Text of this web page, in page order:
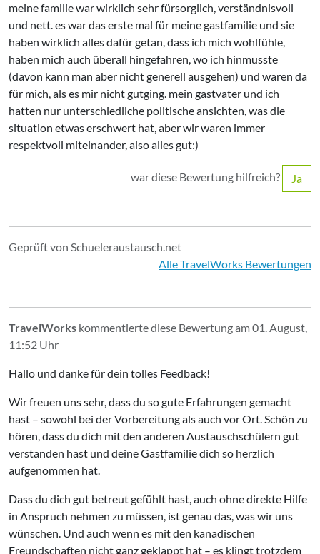
meine familie war wirklich sehr fürsorglich, verständnisvoll
und nett. es war das erste mal für meine gastfamilie und sie
haben wirklich alles dafür getan, dass ich mich wohlfühle,
haben mich auch überall hingefahren, wo ich hinmusste
(davon kann man aber nicht generell ausgehen) und waren da
für mich, als es mir nicht gutging. mein gastvater und ich
hatten nur unterschiedliche politische ansichten, was die
situation etwas erschwert hat, aber wir waren immer
respektvoll miteinander, also alles gut:)
war diese Bewertung hilfreich? Ja
Geprüft von Schueleraustausch.net
Alle TravelWorks Bewertungen
TravelWorks kommentierte diese Bewertung am 01. August,
11:52 Uhr
Hallo und danke für dein tolles Feedback!
Wir freuen uns sehr, dass du so gute Erfahrungen gemacht
hast – sowohl bei der Vorbereitung als auch vor Ort. Schön zu
hören, dass du dich mit den anderen Austauschschülern gut
verstanden hast und deine Gastfamilie dich so herzlich
aufgenommen hat.
Dass du dich gut betreut gefühlt hast, auch ohne direkte Hilfe
in Anspruch nehmen zu müssen, ist genau das, was wir uns
wünschen. Und auch wenn es mit den kanadischen
Freundschaften nicht ganz geklappt hat – es klingt trotzdem